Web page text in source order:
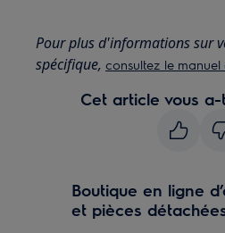
Pour plus d'informations sur
spécifique,consultez le manuel
Cet article vous
Boutique en ligne
et pièces